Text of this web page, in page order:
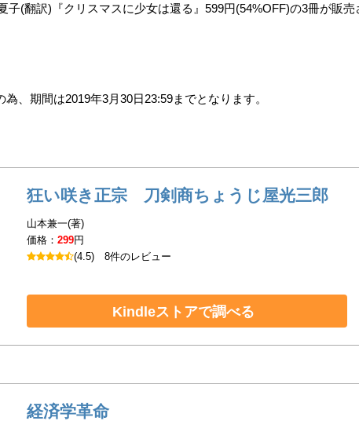
子(翻訳)『クリスマスに少女は還る』599円(54%OFF)の3冊が販売
、期間は2019年3月30日23:59までとなります。
狂い咲き正宗 刀剣商ちょうじ屋光三郎
山本兼一(著)
価格：299円
(4.5)8件のレビュー
Kindleストアで調べる
経済学革命